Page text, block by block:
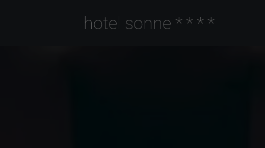
hotel sonne ****